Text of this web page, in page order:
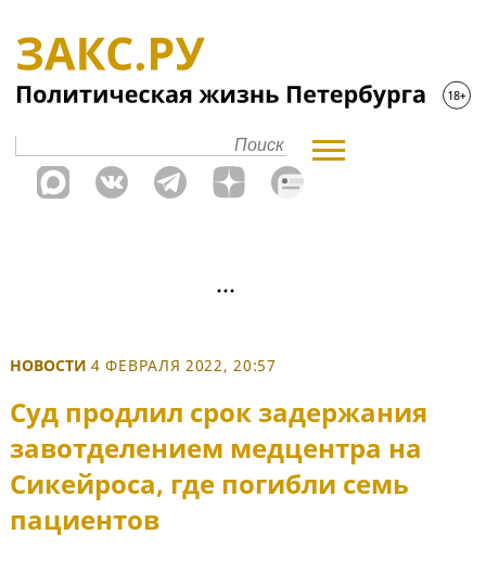
НОВОСТИ 4 ФЕВРАЛЯ 2022, 20:57
Суд продлил срок задержания
завотделением медцентра на
Сикейроса, где погибли семь
пациентов